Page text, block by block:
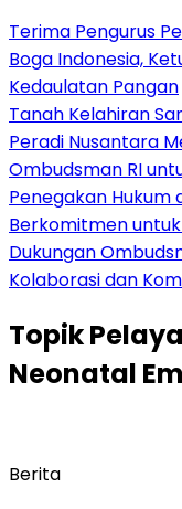
Terima Pengurus
Boga Indonesia,
Kedaulatan Pangan
Tanah Kelahiran
Peradi Nusantara
Ombudsman RI
Penegakan Hukum
Berkomitmen
Dukungan
Kolaborasi dan
Topik
Neonatal
Berita